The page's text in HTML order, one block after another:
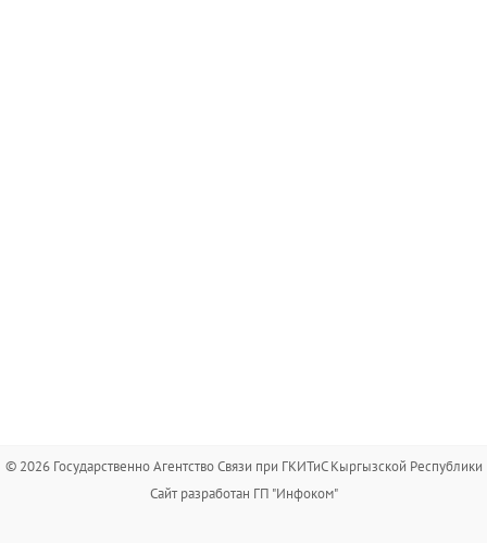
© 2026 Государственно Агентство Связи при ГКИТиС Кыргызской Республики
Сайт разработан ГП "Инфоком"